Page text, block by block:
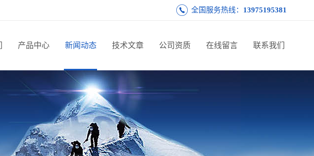
全国服务热线： 13975195381
产品中心 新闻动态 技术文章 公司资质 在线留言 联系我们